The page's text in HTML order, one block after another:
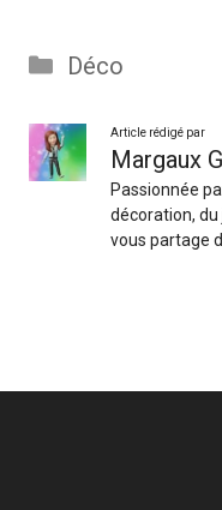
Catégories
Déco
Article rédigé par
Margaux
Passionnée
décoration,
vous partage